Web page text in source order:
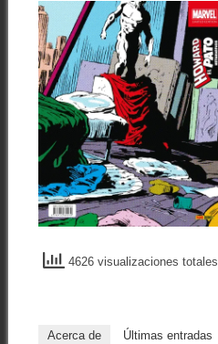
4626 visualizaciones totales
Acerca de Últimas entradas